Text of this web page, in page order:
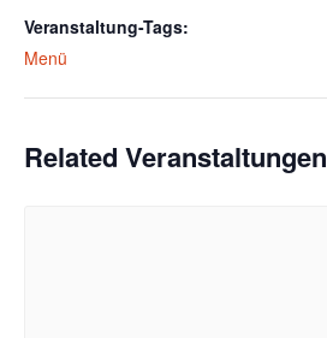
Veranstaltung-Tags:
Menü
Related Veranstaltungen